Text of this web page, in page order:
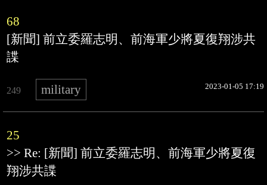
68
[新聞] 前立委羅志明、前海軍少將夏復翔涉共
諜
249 military 2023-01-05 17:19
25
>> Re: [新聞] 前立委羅志明、前海軍少將夏復
翔涉共諜